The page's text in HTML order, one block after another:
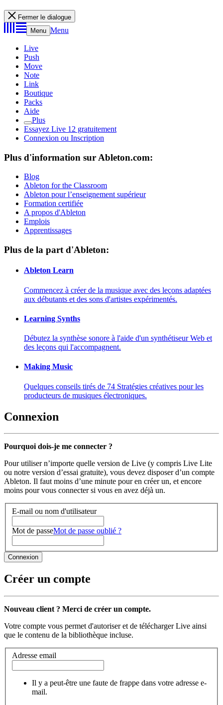
Fermer le dialogue
Menu Menu
Live
Push
Move
Note
Link
Boutique
Packs
Aide
Plus
Essayez Live 12 gratuitement
Connexion ou Inscription
Plus d'information sur Ableton.com:
Blog
Ableton for the Classroom
Ableton pour l’enseignement supérieur
Formation certifiée
A propos d'Ableton
Emplois
Apprentissages
Plus de la part d'Ableton:
Ableton Learn
Commencez à créer de la musique avec des leçons adaptées
aux débutants et des sons d'artistes expérimentés.
Learning Synths
Débutez la synthèse sonore à l'aide d'un synthétiseur Web et
des leçons qui l'accompagnent.
Making Music
Quelques conseils tirés de 74 Stratégies créatives pour les
producteurs de musiques électroniques.
Connexion
Pourquoi dois-je me connecter ?
Pour utiliser n’importe quelle version de Live (y compris Live Lite
ou notre version d’essai gratuite), vous devez disposer d’un compte
Ableton. Il faut moins d’une minute pour en créer un, et encore
moins pour vous connecter si vous en avez déjà un.
E-mail ou nom d'utilisateur
Mot de passeMot de passe oublié ?
Créer un compte
Nouveau client ? Merci de créer un compte.
Votre compte vous permet d'autoriser et de télécharger Live ainsi
que le contenu de la bibliothèque incluse.
Adresse email
Il y a peut-être une faute de frappe dans votre adresse e-
mail.